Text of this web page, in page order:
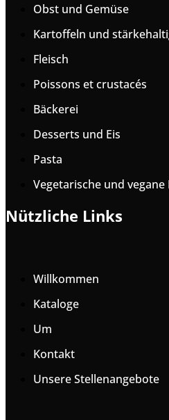
Obst und Gemüse
Kartoffeln und
Fleisch
Poissons et crustacés
Bäckerei
Desserts und Eis
Pasta
Vegetarische und
Nützliche Links
Willkommen
Kataloge
Um
Kontakt
Unsere Stellenangebote